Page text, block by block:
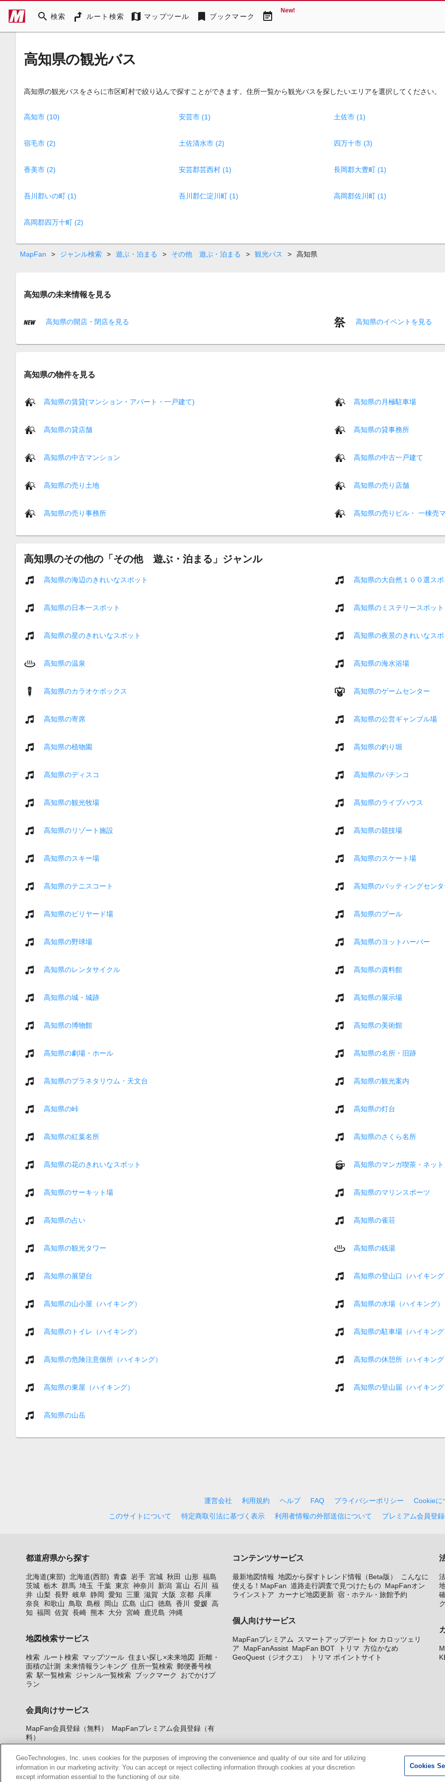
search 検索 ルート検索 map マップツール bookmark ブックマーク event_note New!
高知県の観光バス
高知県の観光バスをさらに市区町村で絞り込んで探すことができます。住所一覧から観光バスを探したいエリアを選択してください。
高知市 (10) 安芸市 (1) 土佐市 (1)
宿毛市 (2) 土佐清水市 (2) 四万十市 (3)
香美市 (2) 安芸郡芸西村 (1) 長岡郡大豊町 (1)
吾川郡いの町 (1) 吾川郡仁淀川町 (1) 高岡郡佐川町 (1)
高岡郡四万十町 (2)
MapFan > ジャンル検索 > 遊ぶ・泊まる > その他 遊ぶ・泊まる > 観光バス > 高知県
高知県の未来情報を見る
高知県の開店・閉店を見る 高知県のイベントを見る
高知県の物件を見る
高知県の賃貸(マンション・アパート・一戸建て) 高知県の月極駐車場
高知県の貸店舗 高知県の貸事務所
高知県の中古マンション 高知県の中古一戸建て
高知県の売り土地 高知県の売り店舗
高知県の売り事務所 高知県の売りビル・ 一棟売
高知県のその他の「その他 遊ぶ・泊まる」ジャンル
高知県の海辺のきれいなスポット 高知県の大自然１００選ス
高知県の日本一スポット 高知県のミステリースポット
高知県の星のきれいなスポット 高知県の夜景のきれいなス
高知県の温泉 高知県の海水浴場
高知県のカラオケボックス 高知県のゲームセンター
高知県の寄席 高知県の公営ギャンブル場
高知県の植物園 高知県の釣り堀
高知県のディスコ 高知県のパチンコ
高知県の観光牧場 高知県のライブハウス
高知県のリゾート施設 高知県の競技場
高知県のスキー場 高知県のスケート場
高知県のテニスコート 高知県のバッティングセン
高知県のビリヤード場 高知県のプール
高知県の野球場 高知県のヨットハーバー
高知県のレンタサイクル 高知県の資料館
高知県の城・城跡 高知県の展示場
高知県の博物館 高知県の美術館
高知県の劇場・ホール 高知県の名所・旧跡
高知県のプラネタリウム・天文台 高知県の観光案内
高知県の峠 高知県の灯台
高知県の紅葉名所 高知県のさくら名所
高知県の花のきれいなスポット 高知県のマンガ喫茶・ネッ
高知県のサーキット場 高知県のマリンスポーツ
高知県の占い 高知県の雀荘
高知県の観光タワー 高知県の銭湯
高知県の展望台 高知県の登山口（ハイキン
高知県の山小屋（ハイキング） 高知県の水場（ハイキング）
高知県のトイレ（ハイキング） 高知県の駐車場（ハイキン
高知県の危険注意個所（ハイキング） 高知県の休憩所（ハイキン
高知県の東屋（ハイキング） 高知県の登山届（ハイキン
高知県の山岳
運営会社 利用規約 ヘルプ FAQ プライバシーポリシー
Cookieに
このサイトについて
特定商取引法に基づく表示 利用者情報の外部送信について プレミアム会員登
都道府県から探す
北海道(東部) 北海道(西部) 青森 岩手 宮城 秋田 山形 福島
茨城 栃木 群馬 埼玉 千葉 東京 神奈川 新潟 富山 石川
福
井 山梨 長野 岐阜 静岡 愛知 三重 滋賀 大阪 京都 兵庫
奈良
和歌山 鳥取 島根 岡山 広島 山口 徳島 香川 愛媛 高
知 福岡 佐賀 長崎 熊本 大分 宮崎 鹿児島 沖縄
地図検索サービス
検索 ルート検索 マップツール 住まい探し×未来地図
距離・
面積の計測 未来情報ランキング 住所一覧検索 郵便番号検
索 駅一覧検索 ジャンル一覧検索 ブックマーク
おでかけプ
ラン
会員向けサービス
MapFan会員登録（無料）
MapFanプレミアム会員登録（有
料）
コンテンツサービス
最新地図情報 地図から探すトレンド情報（Beta版）
こんなに
使える！MapFan 道路走行調査で見つけたもの MapFanオン
ラインストア
カーナビ地図更新 宿・ホテル・旅館予約
個人向けサービス
MapFanプレミアム
スマートアップデート for カロッツェリ
ア
MapFanAssist MapFan BOT トリマ 方位かなめ
GeoQuest（ジオクエ）
トリマ ポイントサイト
GeoTechnologies, Inc. uses cookies for the purposes of improving the convenience and quality of our site and for utilizing
information in our marketing activity. You can accept or reject collecting information through cookies at your discretion
except information essential to the functioning of our site.
Cookies